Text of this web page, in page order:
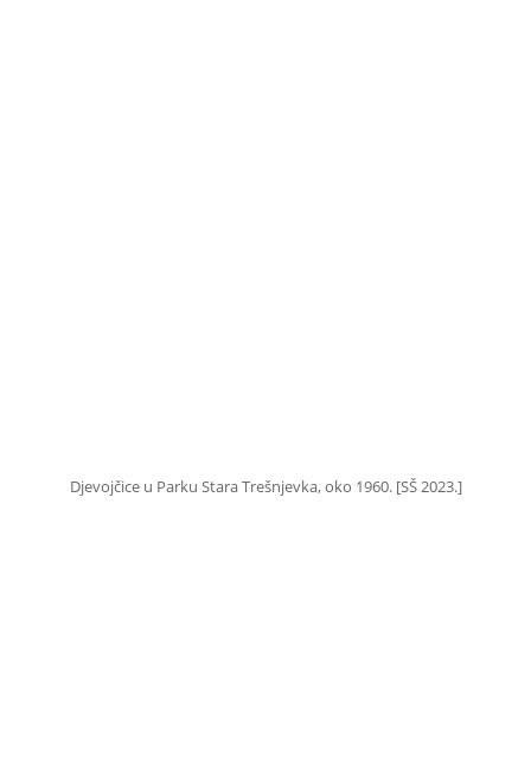
Djevojčice u Parku Stara Trešnjevka, oko 1960. [SŠ 2023.]